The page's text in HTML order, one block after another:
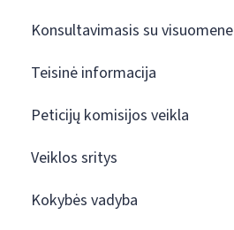
Konsultavimasis su visuomene
Teisinė informacija
Peticijų komisijos veikla
Veiklos sritys
Kokybės vadyba